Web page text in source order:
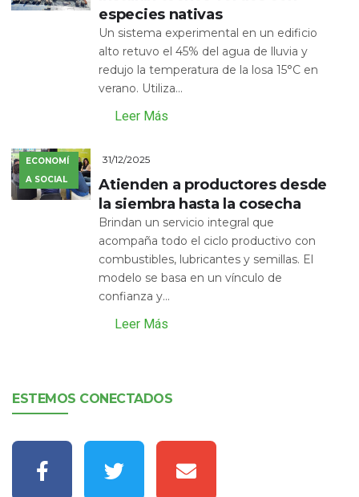
especies nativas
Un sistema experimental en un edificio
alto retuvo el 45% del agua de lluvia y
redujo la temperatura de la losa 15°C en
verano. Utiliza...
Leer Más
ECONOMÍ
A SOCIAL
31/12/2025
Atienden a productores desde
la siembra hasta la cosecha
Brindan un servicio integral que
acompaña todo el ciclo productivo con
combustibles, lubricantes y semillas. El
modelo se basa en un vínculo de
confianza y...
Leer Más
ESTEMOS CONECTADOS